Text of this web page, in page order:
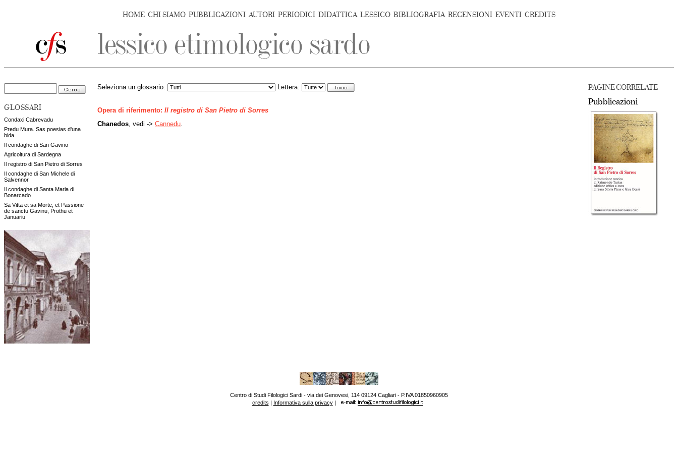
HOME CHI SIAMO PUBBLICAZIONI AUTORI PERIODICI DIDATTICA LESSICO BIBLIOGRAFIA RECENSIONI EVENTI CREDITS
GLOSSARI
Condaxi Cabrevadu
Predu Mura. Sas poesias d'una
bida
Il condaghe di San Gavino
Agricoltura di Sardegna
Il registro di San Pietro di Sorres
Il condaghe di San Michele di
Salvennor
Il condaghe di Santa Maria di
Bonarcado
Sa Vitta et sa Morte, et Passione
de sanctu Gavinu, Prothu et
Januariu
PAGINE CORRELATE
Pubblicazioni
Seleziona un glossario: Lettera:
Opera di riferimento: Il registro di San Pietro di Sorres
Chanedos , vedi -> Cannedu
Centro di Studi Filologici Sardi - via dei Genovesi, 114 09124 Cagliari - P.IVA 01850960905
credits | Informativa sulla privacy|